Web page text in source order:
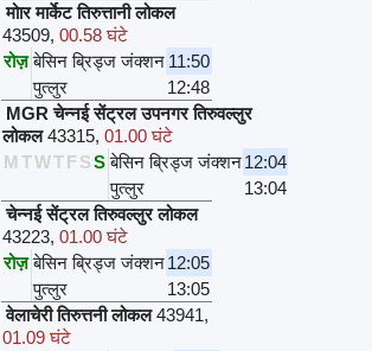
मोार मार्केट तिरुत्तानी लोकल
43509, 00.58 घंटे
रोज़ बेसिन ब्रिड्ज जंक्शन 11:50
पुत्लुर
12:48
MGR चेन्नई सेंट्रल उपनगर तिरुवल्लुर
लोकल 43315, 01.00 घंटे
M TWTFSS बेसिन ब्रिड्ज जंक्शन12:04
पुत्लुर
13:04
चेन्नई सेंट्रल तिरुवल्लुर लोकल
43223, 01.00 घंटे
रोज़ बेसिन ब्रिड्ज जंक्शन12:05
पुत्लुर
13:05
वेलाचेरी तिरुत्तनी लोकल 43941,
01.09 घंटे